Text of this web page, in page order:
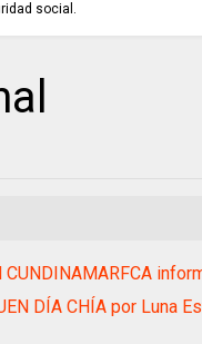
social.
CUNDINAMARFCA
DÍA CHÍA por Luna